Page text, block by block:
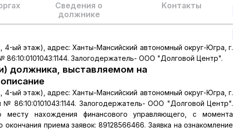
Сведения о
должнике
Kонтакты
ый этаж), адрес: Ханты-Мансийский автономный округ-Югра, г.
86:10:0101043:1144. Залогодержатель- ООО "Долговой Центр".
должника, выставляемом на
ый этаж), адрес: Ханты-Мансийский автономный округ-Югра, г.
№ 86:10:0101043:1144. Залогодержатель- ООО "Долговой Центр".
нахождения финансового управляющего, с момента
приема заявок: 89128566466. Заявка на ознакомление